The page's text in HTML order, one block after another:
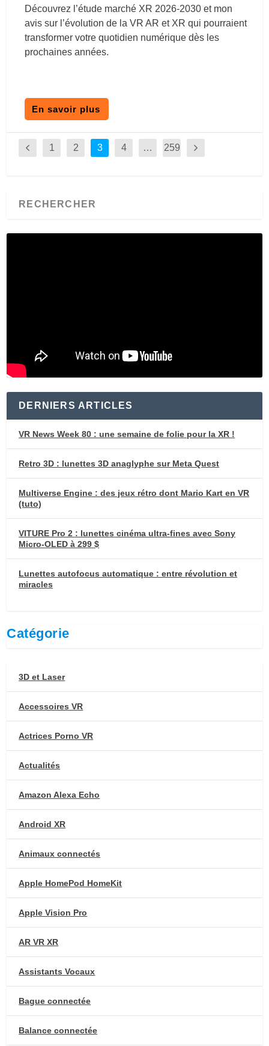
Découvrez l’étude marché XR 2026-2030 et mon
avis sur l’évolution de la VR AR et XR qui pourraient
transformer votre quotidien numérique dès les
prochaines années.
En savoir plus
1 2 3 4 … 259
DERNIERS ARTICLES
VR News Week 80 : une semaine de folie pour la XR !
Retro 3D : lunettes 3D anaglyphe sur Meta Quest
Multiverse Engine : des jeux rétro dont Mario Kart en VR
(tuto)
VITURE Pro 2 : lunettes cinéma ultra-fines avec Sony
Micro-OLED à 299 $
Lunettes autofocus automatique : entre révolution et
miracles
Catégorie
3D et Laser
Accessoires VR
Actrices Porno VR
Actualités
Amazon Alexa Echo
Android XR
Animaux connectés
Apple HomePod HomeKit
Apple Vision Pro
AR VR XR
Assistants Vocaux
Bague connectée
Balance connectée